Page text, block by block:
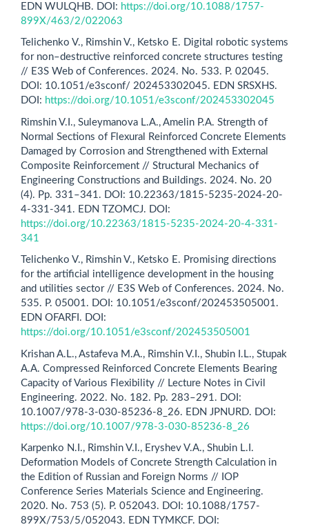
EDN WULQHB. DOI: https://doi.org/10.1088/1757-
899X/463/2/022063
Telichenko V., Rimshin V., Ketsko E. Digital robotic systems
for non–destructive reinforced concrete structures testing
// E3S Web of Conferences. 2024. No. 533. P. 02045.
DOI: 10.1051/e3sconf/ 202453302045. EDN SRSXHS.
DOI: https://doi.org/10.1051/e3sconf/202453302045
Rimshin V.I., Suleymanova L.A., Amelin P.A. Strength of
Normal Sections of Flexural Reinforced Concrete Elements
Damaged by Corrosion and Strengthened with External
Composite Reinforcement // Structural Mechanics of
Engineering Constructions and Buildings. 2024. No. 20
(4). Pp. 331–341. DOI: 10.22363/1815-5235-2024-20-
4-331-341. EDN TZOMCJ. DOI:
https://doi.org/10.22363/1815-5235-2024-20-4-331-
341
Telichenko V., Rimshin V., Ketsko E. Promising directions
for the artificial intelligence development in the housing
and utilities sector // E3S Web of Conferences. 2024. No.
535. P. 05001. DOI: 10.1051/e3sconf/202453505001.
EDN OFARFI. DOI:
https://doi.org/10.1051/e3sconf/202453505001
Krishan A.L., Astafeva M.A., Rimshin V.I., Shubin I.L., Stupak
A.A. Compressed Reinforced Concrete Elements Bearing
Capacity of Various Flexibility // Lecture Notes in Civil
Engineering. 2022. No. 182. Pp. 283–291. DOI:
10.1007/978-3-030-85236-8_26. EDN JPNURD. DOI:
https://doi.org/10.1007/978-3-030-85236-8_26
Karpenko N.I., Rimshin V.I., Eryshev V.A., Shubin L.I.
Deformation Models of Concrete Strength Calculation in
the Edition of Russian and Foreign Norms // IOP
Conference Series Materials Science and Engineering.
2020. No. 753 (5). P. 052043. DOI: 10.1088/1757-
899X/753/5/052043. EDN TYMKCF. DOI: